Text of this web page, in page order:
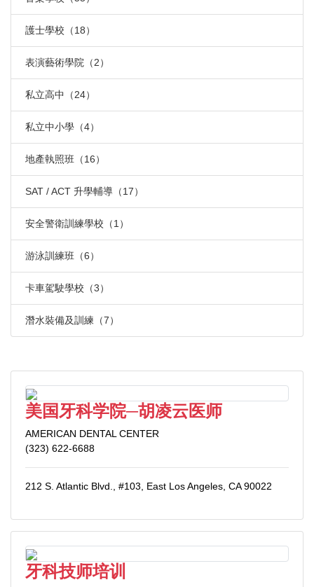
護士學校（18）
表演藝術學院（2）
私立高中（24）
私立中小學（4）
地產執照班（16）
SAT / ACT 升學輔導（17）
安全警衛訓練學校（1）
游泳訓練班（6）
卡車駕駛學校（3）
潛水裝備及訓練（7）
美国牙科学院─胡凌云医师
AMERICAN DENTAL CENTER
(323) 622-6688
212 S. Atlantic Blvd., #103, East Los Angeles, CA 90022
牙科技师培训